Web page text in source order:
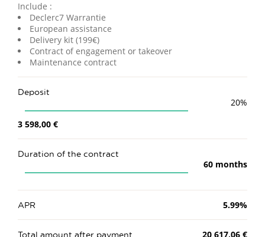
Include :
Declerc7 Warrantie
European assistance
Delivery kit (199€)
Contract of engagement or takeover
Maintenance contract
Deposit
20%
3 598,00 €
Duration of the contract
60 months
APR 5.99%
Total amount after payment 20 617,06 €